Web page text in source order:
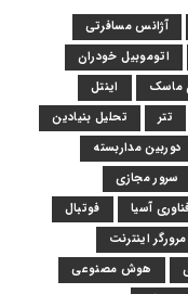
آژانس مسافرتی
اتوموبیل خودران
ماسک
اینتل
تتر
تحلیل بنیادین
دوربین مداربسته
سرور مجازی
آسیا
فوتبال
مرورگر اینترنت
هوش مصنوعی